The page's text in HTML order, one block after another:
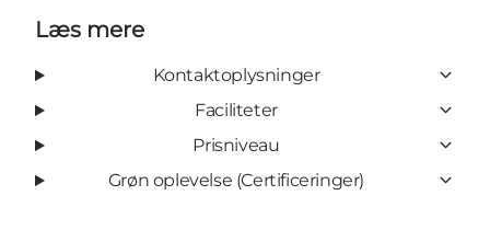
Læs mere
Kontaktoplysninger
Faciliteter
Prisniveau
Grøn oplevelse (Certificeringer)